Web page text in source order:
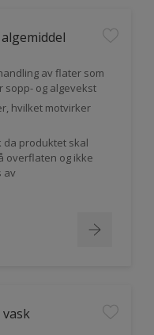
av flater som
sopp- og algevekst
hvilket motvirker
da produktet skal
overflaten og ikke
av